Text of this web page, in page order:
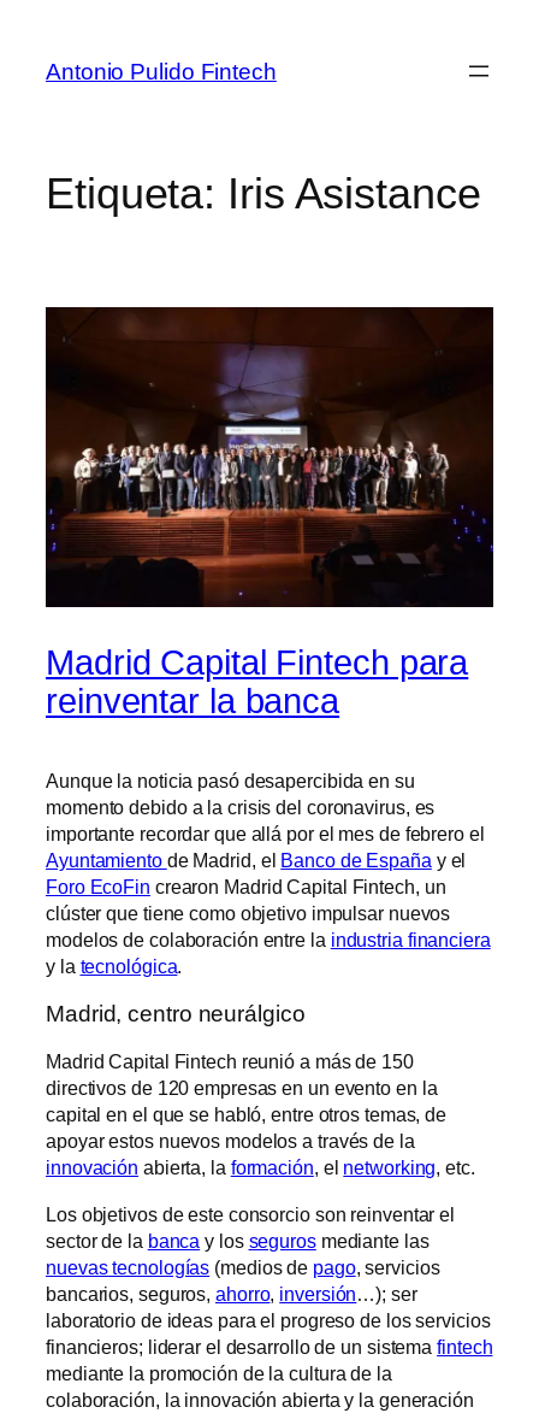
Antonio Pulido Fintech
Etiqueta: Iris Asistance
Madrid Capital Fintech para
reinventar la banca
Aunque la noticia pasó desapercibida en su
momento debido a la crisis del coronavirus, es
importante recordar que allá por el mes de febrero el
Ayuntamiento de Madrid, el Banco de España y el
Foro EcoFin crearon Madrid Capital Fintech, un
clúster que tiene como objetivo impulsar nuevos
modelos de colaboración entre la industria financiera
y la tecnológica.
Madrid, centro neurálgico
Madrid Capital Fintech reunió a más de 150
directivos de 120 empresas en un evento en la
capital en el que se habló, entre otros temas, de
apoyar estos nuevos modelos a través de la
innovación abierta, la formación, el networking, etc.
Los objetivos de este consorcio son reinventar el
sector de la banca y los segurosmediante las
nuevas tecnologías (medios de pago, servicios
bancarios, seguros, ahorro, inversión…); ser
laboratorio de ideas para el progreso de los servicios
financieros; liderar el desarrollo de un sistemafintech
mediante la promoción de la cultura de la
colaboración, la innovación abierta y la generación